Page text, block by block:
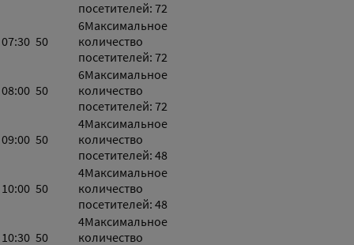
посетителей: 72
07:30 50
6Максимальное
количество
посетителей: 72
08:00 50
6Максимальное
количество
посетителей: 72
09:00 50
4Максимальное
количество
посетителей: 48
10:00 50
4Максимальное
количество
посетителей: 48
10:30 50
4Максимальное
количество